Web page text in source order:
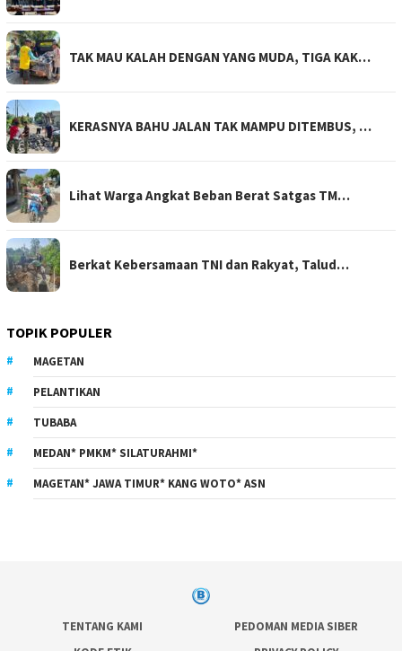
TAK MAU KALAH DENGAN YANG MUDA, TIGA KAK…
KERASNYA BAHU JALAN TAK MAMPU DITEMBUS, …
Lihat Warga Angkat Beban Berat Satgas TM…
Berkat Kebersamaan TNI dan Rakyat, Talud…
TOPIK POPULER
MAGETAN
PELANTIKAN
TUBABA
MEDAN* PMKM* SILATURAHMI*
MAGETAN* JAWA TIMUR* KANG WOTO* ASN
TENTANG KAMI
PEDOMAN MEDIA SIBER